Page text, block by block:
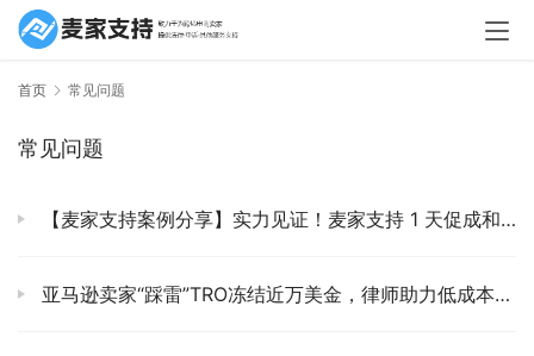
首页 常见问题
常见问题
【麦家支持案例分享】实力见证！麦家支持 1 天促成和解，为亚马逊卖家省下 93%资金！
亚马逊卖家“踩雷”TRO冻结近万美金，律师助力低成本化解